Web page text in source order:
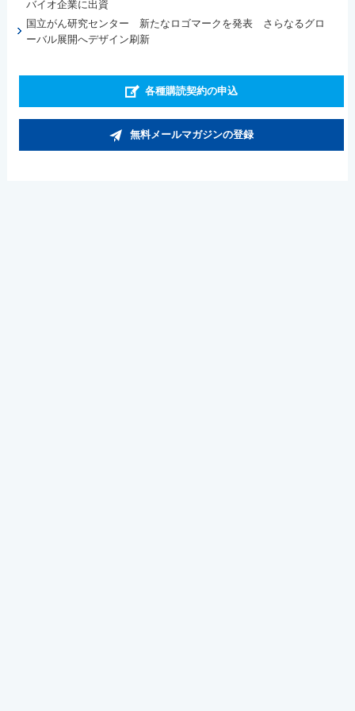
バイオ企業に出資
国立がん研究センター 新たなロゴマークを発表 さらなるグロ
ーバル展開へデザイン刷新
各種購読契約の申込
無料メールマガジンの登録